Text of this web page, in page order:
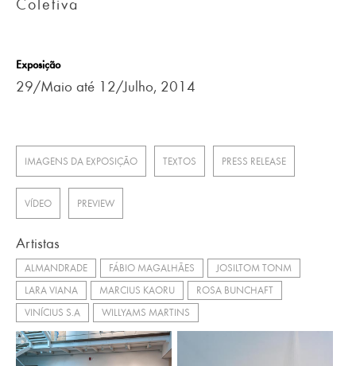
Coletiva
Exposição
29/Maio até 12/Julho, 2014
IMAGENS DA EXPOSIÇÃO TEXTOS PRESS RELEASE
VÍDEO PREVIEW
Artistas
ALMANDRADE FÁBIO MAGALHÃES
JOSILTOM TONM
LARA VIANA
MARCIUS KAORU
ROSA BUNCHAFT
VINÍCIUS S.A
WILLYAMS MARTINS